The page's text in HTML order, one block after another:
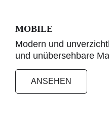
MOBILE
Modern und
und unübersehbare
ANSEHEN